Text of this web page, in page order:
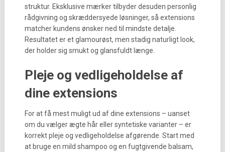
struktur. Eksklusive mærker tilbyder desuden personlig
rådgivning og skræddersyede løsninger, så extensions
matcher kundens ønsker ned til mindste detalje.
Resultatet er et glamourøst, men stadig naturligt look,
der holder sig smukt og glansfuldt længe.
Pleje og vedligeholdelse af
dine extensions
For at få mest muligt ud af dine extensions – uanset
om du vælger ægte hår eller syntetiske varianter – er
korrekt pleje og vedligeholdelse afgørende. Start med
at bruge en mild shampoo og en fugtgivende balsam,